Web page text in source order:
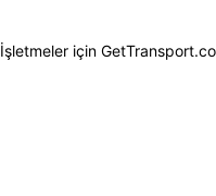
İşletmeler için